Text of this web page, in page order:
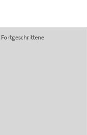
Fortgeschrittene